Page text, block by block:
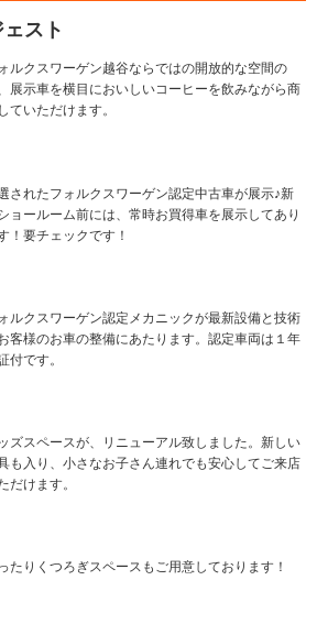
スト
ルクスワーゲン越谷ならではの開放的な空間の
展示車を横目においしいコーヒーを飲みながら商
ていただけます。
されたフォルクスワーゲン認定中古車が展示♪新
ョールーム前には、常時お買得車を展示してあり
！要チェックです！
ルクスワーゲン認定メカニックが最新設備と技術
客様のお車の整備にあたります。認定車両は１年
付です。
ズスペースが、リニューアル致しました。新しい
も入り、小さなお子さん連れでも安心してご来店
だけます。
たりくつろぎスペースもご用意しております！